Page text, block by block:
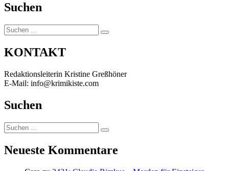
Suchen
Suchen
nach:
Suchen
KONTAKT
Redaktionsleiterin Kristine Greßhöner
E-Mail: info@krimikiste.com
Suchen
Suchen
nach:
Suchen
Neueste Kommentare